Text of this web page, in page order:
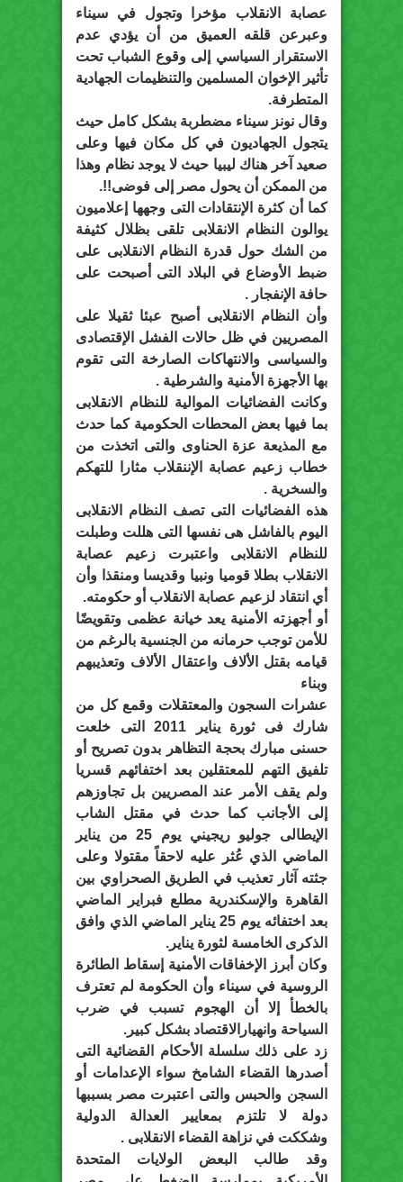
عصابة الانقلاب مؤخرا وتجول في سيناء
وعبرعن قلقه العميق من أن يؤدي عدم
الاستقرار السياسي إلى وقوع الشباب تحت
تأثير الإخوان المسلمين والتنظيمات الجهادية
المتطرفة.
وقال نونز سيناء مضطربة بشكل كامل حيث
يتجول الجهاديون في كل مكان فيها وعلى
صعيد آخر هناك ليبيا حيث لا يوجد نظام وهذا
من الممكن أن يحول مصر إلى فوضى!!.
كما أن كثرة الإنتقادات التى وجهها إعلاميون
يوالون النظام الانقلابى تلقى بظلال كثيفة
من الشك حول قدرة النظام الانقلابى على
ضبط الأوضاع في البلاد التى أصبحت على
حافة الإنفجار .
وأن النظام الانقلابى أصبح عبئا ثقيلا على
المصريين في ظل حالات الفشل الإقتصادى
والسياسى والانتهاكات الصارخة التى تقوم
بها الأجهزة الأمنية والشرطية .
وكانت الفضائيات الموالية للنظام الانقلابى
بما فيها بعض المحطات الحكومية كما حدث
مع المذيعة عزة الحناوى والتى اتخذت من
خطاب زعيم عصابة الإننقلاب مثارا للتهكم
والسخرية .
هذه الفضائيات التى تصف النظام الانقلابى
اليوم بالفاشل هى نفسها التى هللت وطبلت
للنظام الانقلابى واعتبرت زعيم عصابة
الانقلاب بطلا قوميا ونبيا وقديسا ومنقذا وأن
أي انتقاد لزعيم عصابة الانقلاب أو حكومته.
أو أجهزته الأمنية يعد خيانة عظمى وتقويضًا
للأمن توجب حرمانه من الجنسية بالرغم من
قيامه بقتل الألاف واعتقال الألاف وتعذيبهم
وبناء
عشرات السجون والمعتقلات وقمع كل من
شارك فى ثورة يناير 2011 التى خلعت
حسنى مبارك بحجة التظاهر بدون تصريح أو
تلفيق التهم للمعتقلين بعد اختفائهم قسريا
ولم يقف الأمر عند المصريين بل تجاوزهم
إلى الأجانب كما حدث في مقتل الشاب
الإيطالى جوليو ريجيني يوم 25 من يناير
الماضي الذي عُثر عليه لاحقاً مقتولا وعلى
جثته آثار تعذيب في الطريق الصحراوي بين
القاهرة والإسكندرية مطلع فبراير الماضي
بعد اختفائه يوم 25 يناير الماضي الذي وافق
الذكرى الخامسة لثورة يناير.
وكان أبرز الإخفاقات الأمنية إسقاط الطائرة
الروسية في سيناء وأن الحكومة لم تعترف
بالخطأ إلا أن الهجوم تسبب في ضرب
السياحة وانهيارالاقتصاد بشكل كبير.
زد على ذلك سلسلة الأحكام القضائية التى
أصدرها القضاء الشامخ سواء الإعدامات أو
السجن والحبس والتى اعتبرت مصر بسببها
دولة لا تلتزم بمعايير العدالة الدولية
وشككت في نزاهة القضاء الانقلابى .
وقد طالب البعض الولايات المتحدة